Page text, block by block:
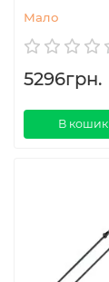
Мало
5296грн.
В кошик